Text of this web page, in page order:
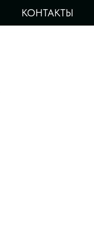
КОНТАКТЫ